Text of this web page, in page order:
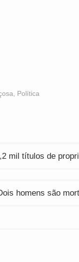
, Política
mil títulos de
homens são